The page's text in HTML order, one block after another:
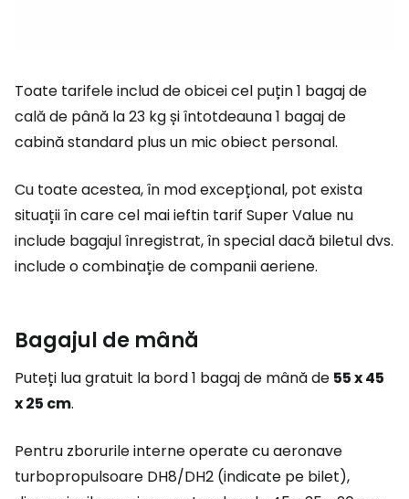
Toate tarifele includ de obicei cel puțin 1 bagaj de
cală de până la 23 kg și întotdeauna 1 bagaj de
cabină standard plus un mic obiect personal.
Cu toate acestea, în mod excepțional, pot exista
situații în care cel mai ieftin tarif Super Value nu
include bagajul înregistrat, în special dacă biletul dvs.
include o combinație de companii aeriene.
Bagajul de mână
Puteți lua gratuit la bord 1 bagaj de mână de 55 x 45
x 25 cm.
Pentru zborurile interne operate cu aeronave
turbopropulsoare DH8/DH2 (indicate pe bilet),